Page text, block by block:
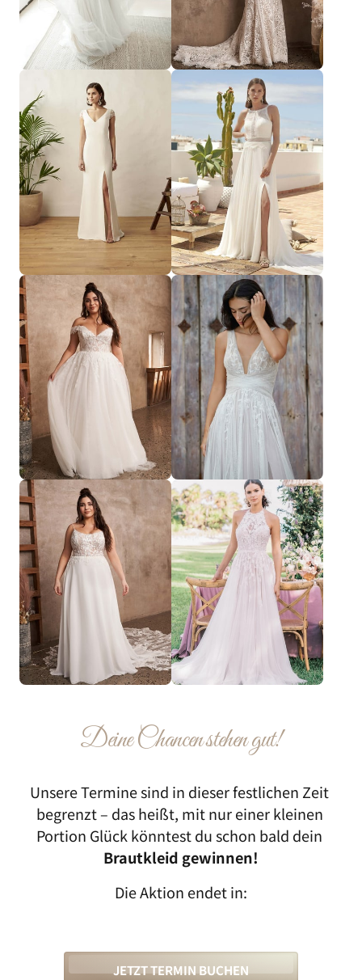
Deine Chancen stehen gut!
Unsere Termine sind in dieser festlichen Zeit
begrenzt – das heißt, mit nur einer kleinen
Brautkleid gewinnen!
Die Aktion endet in:
JETZT TERMIN BUCHEN